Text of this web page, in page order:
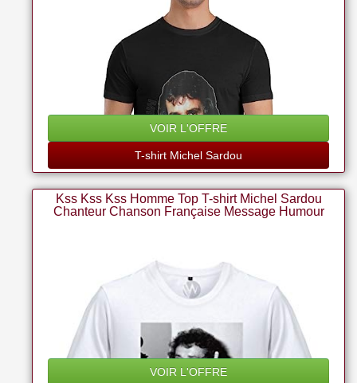
VOIR L'OFFRE
T-shirt Michel Sardou
Kss Kss Kss Homme Top T-shirt Michel Sardou
Chanteur Chanson Française Message Humour
VOIR L'OFFRE